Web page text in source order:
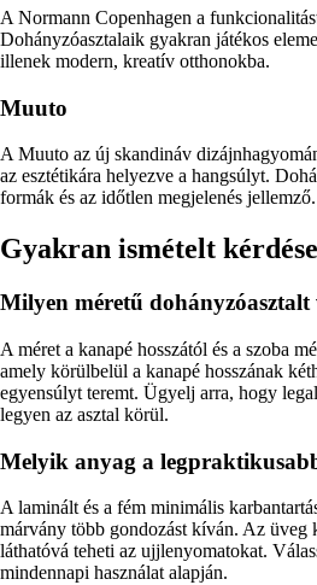
A Normann Copenhagen a
Dohányzóasztalaik gyakran játékos
illenek modern, kreatív otthonokba.
Muuto
A Muuto az új skandináv
az esztétikára helyezve a hangsúlyt.
formák és az időtlen megjelenés jellemző.
Gyakran ismételt
Milyen méretű dohányzóasztalt
A méret a kanapé hosszától és a szoba
amely körülbelül a kanapé hosszának
egyensúlyt teremt. Ügyelj arra, hogy
legyen az asztal körül.
Melyik anyag a
A laminált és a fém minimális
márvány több gondozást kíván. Az üveg
láthatóvá teheti az ujjlenyomatokat.
mindennapi használat alapján.